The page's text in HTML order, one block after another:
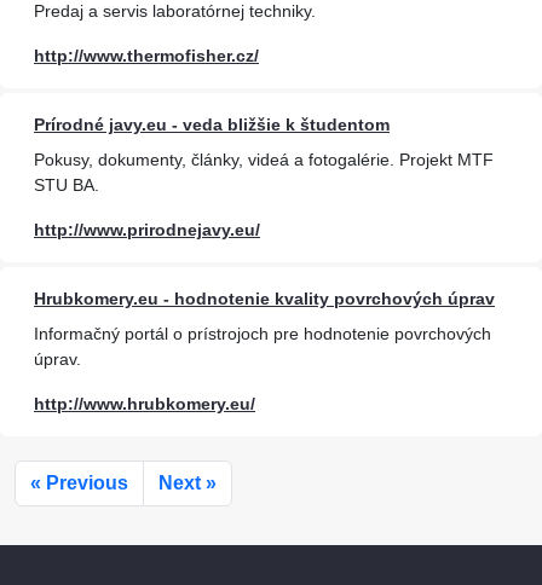
Predaj a servis laboratórnej techniky.
http://www.thermofisher.cz/
Prírodné javy.eu - veda bližšie k študentom
Pokusy, dokumenty, články, videá a fotogalérie. Projekt MTF
STU BA.
http://www.prirodnejavy.eu/
Hrubkomery.eu - hodnotenie kvality povrchových úprav
Informačný portál o prístrojoch pre hodnotenie povrchových
úprav.
http://www.hrubkomery.eu/
« Previous Next »